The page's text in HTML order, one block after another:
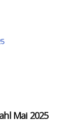
Mai 2025